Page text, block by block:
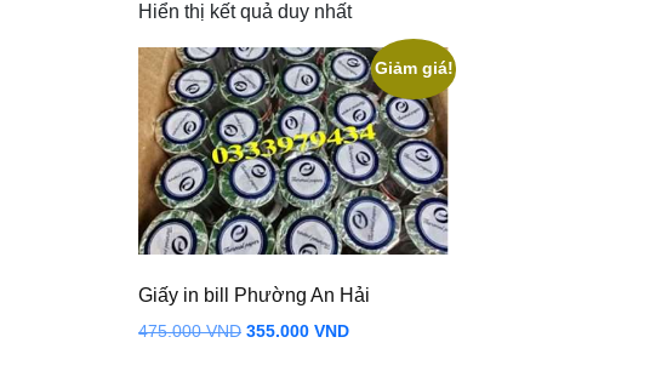
Hiển thị kết quả duy nhất
Giảm giá!
Giấy in bill Phường An Hải
475.000VND Giá
355.000 VNDGiá